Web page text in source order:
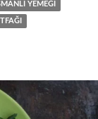
YEMEĞI